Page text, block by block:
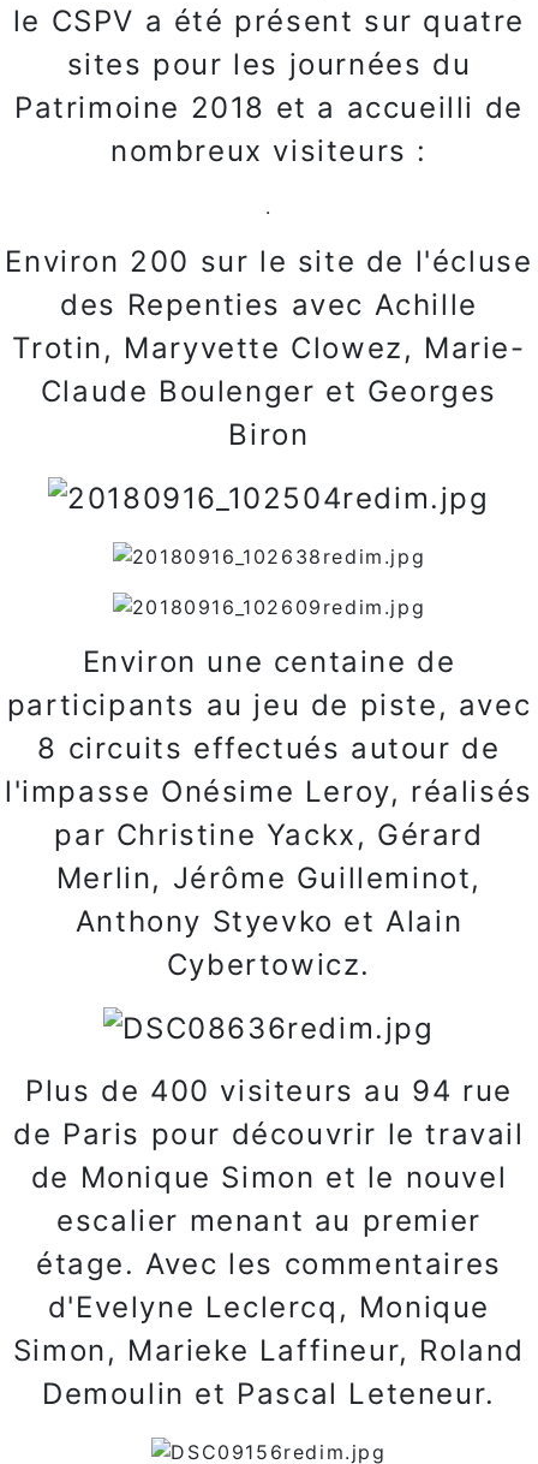
le CSPV a été présent sur quatre
sites pour les journées du
Patrimoine 2018 et a accueilli de
nombreux visiteurs :
.
Environ 200 sur le site de l'écluse
des Repenties avec Achille
Trotin, Maryvette Clowez, Marie-
Claude Boulenger et Georges
Biron
Environ une centaine de
participants au jeu de piste, avec
8 circuits effectués autour de
l'impasse Onésime Leroy, réalisés
par Christine Yackx, Gérard
Merlin, Jérôme Guilleminot,
Anthony Styevko et Alain
Cybertowicz.
Plus de 400 visiteurs au 94 rue
de Paris pour découvrir le travail
de Monique Simon et le nouvel
escalier menant au premier
étage. Avec les commentaires
d'Evelyne Leclercq, Monique
Simon, Marieke Laffineur, Roland
Demoulin et Pascal Leteneur.